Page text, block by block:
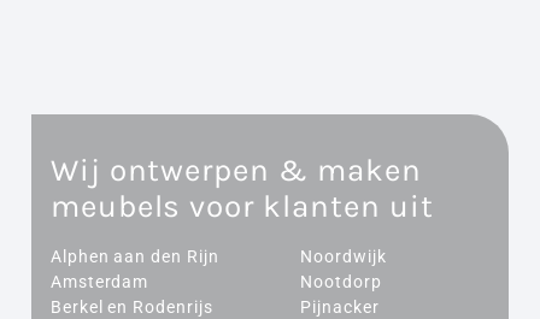
Wij ontwerpen & maken
meubels voor klanten uit
Alphen aan den Rijn
Amsterdam
Berkel en Rodenrijs
Noordwijk
Nootdorp
Pijnacker